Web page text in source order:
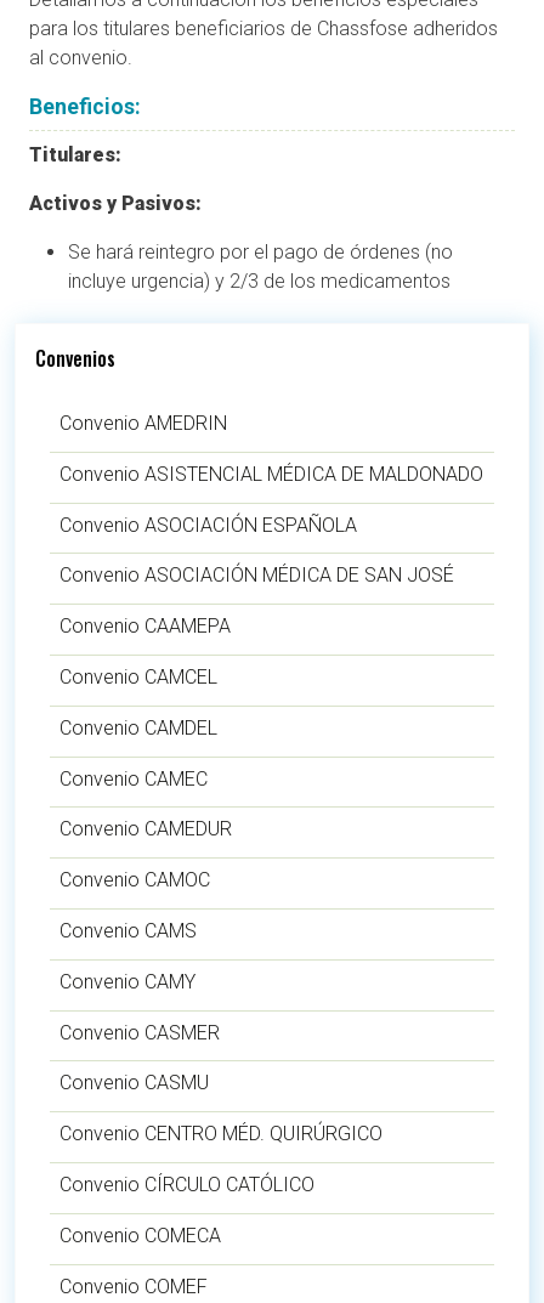
para los titulares beneficiarios de Chassfose adheridos
al convenio.
Beneficios:
Titulares:
Activos y Pasivos:
Se hará reintegro por el pago de órdenes (no
incluye urgencia) y 2/3 de los medicamentos
Convenios
Convenio AMEDRIN
Convenio ASISTENCIAL MÉDICA DE MALDONADO
Convenio ASOCIACIÓN ESPAÑOLA
Convenio ASOCIACIÓN MÉDICA DE SAN JOSÉ
Convenio CAAMEPA
Convenio CAMCEL
Convenio CAMDEL
Convenio CAMEC
Convenio CAMEDUR
Convenio CAMOC
Convenio CAMS
Convenio CAMY
Convenio CASMER
Convenio CASMU
Convenio CENTRO MÉD. QUIRÚRGICO
Convenio CÍRCULO CATÓLICO
Convenio COMECA
Convenio COMEF